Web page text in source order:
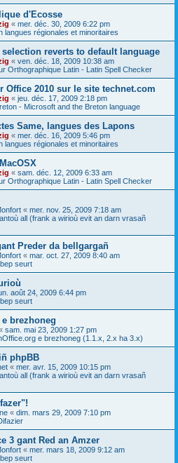
d'Ecosse
« mer. déc. 30, 2009 6:22 pm
langues régionales et minoritaires
selection reverts to default language
« ven. déc. 18, 2009 10:38 am
Orthographique Latin - Latin Spell Checker
Office 2010 sur le site technet.com
« jeu. déc. 17, 2009 2:18 pm
- Microsoft and the Breton language
Same, langues des Lapons
« mer. déc. 16, 2009 5:46 pm
langues régionales et minoritaires
« sam. déc. 12, 2009 6:33 am
Orthographique Latin - Latin Spell Checker
« mer. nov. 25, 2009 7:18 am
all (frank a wirioù evit an darn vrasañ
Preder da bellgargañ
« mar. oct. 27, 2009 8:40 am
seurt
août 24, 2009 6:44 pm
seurt
brezhoneg
sam. mai 23, 2009 1:27 pm
e brezhoneg (1.1.x, 2.x ha 3.x)
phpBB
« mer. avr. 15, 2009 10:15 pm
all (frank a wirioù evit an darn vrasañ
« dim. mars 29, 2009 7:10 pm
3 gant Red an Amzer
« mer. mars 18, 2009 9:12 am
seurt